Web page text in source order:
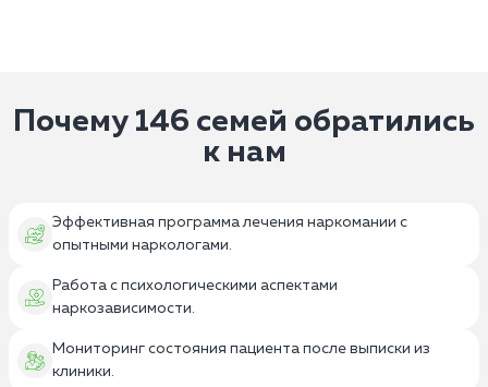
Почему 146 семей обратились
к нам
Эффективная программа лечения наркомании с
опытными наркологами.
Работа с психологическими аспектами
наркозависимости.
Мониторинг состояния пациента после выписки из
клиники.